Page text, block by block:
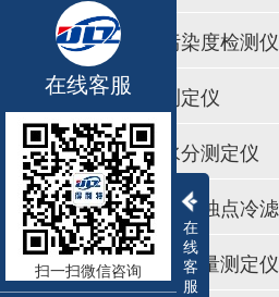
颗粒污染度检测仪
酸值测定仪
微量水分测定仪
凝点倾点浊点冷滤
点
硫氯氮含量测定仪
在
线
客
服
在线客服
扫一扫微信咨询